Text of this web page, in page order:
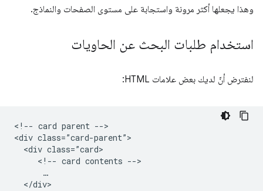
وهذا يجعلها أكثر مرونة واستجابة على مستوى الصفحات والنماذج.
استخدام طلبات البحث عن الحاويات
لنفترض أنّ لديك بعض علامات HTML:
<!-- card parent -->
<div class=”card-parent”>
  <div class=”card>
     <!-- card contents -->
      …
  </div>